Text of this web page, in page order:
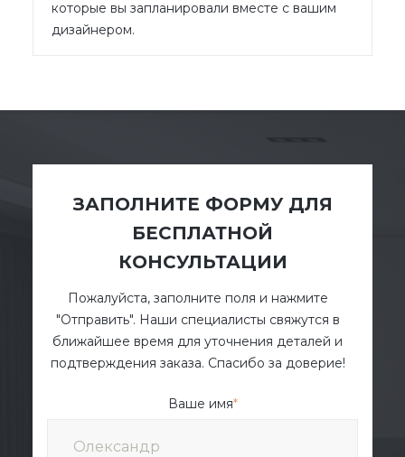
которые вы запланировали вместе с вашим
дизайнером.
ЗАПОЛНИТЕ ФОРМУ ДЛЯ
БЕСПЛАТНОЙ
КОНСУЛЬТАЦИИ
Пожалуйста, заполните поля и нажмите
"Отправить". Наши специалисты свяжутся в
ближайшее время для уточнения деталей и
подтверждения заказа. Спасибо за доверие!
Ваше имя*